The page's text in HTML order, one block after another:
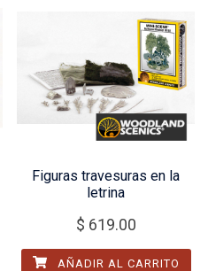
Figuras travesuras en la
letrina
$ 619.00
AÑADIR AL CARRITO